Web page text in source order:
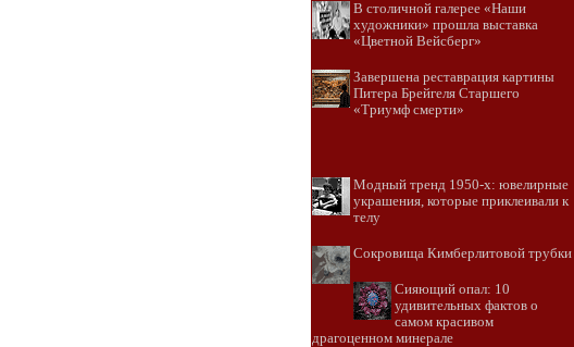
В столичной галерее «Наши
художники» прошла выставка
«Цветной Вейсберг»
Завершена реставрация картины
Питера Брейгеля Старшего
«Триумф смерти»
Модный тренд 1950-х: ювелирные
украшения, которые приклеивали к
телу
Сокровища Кимберлитовой трубки
Сияющий опал: 10
удивительных фактов о
самом красивом
драгоценном минерале